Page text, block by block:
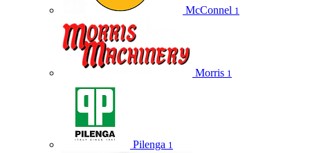
McConnel 1
Morris 1
Pilenga 1